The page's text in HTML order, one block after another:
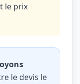
le prix
le devis le